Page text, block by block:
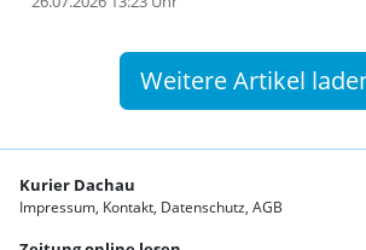
Kommandanten statt. Wahlleiter
anwesende Bürgermeister Michael
Weitere Artikel
Kurier Dachau
Impressum Kontakt Datenschutz AGB